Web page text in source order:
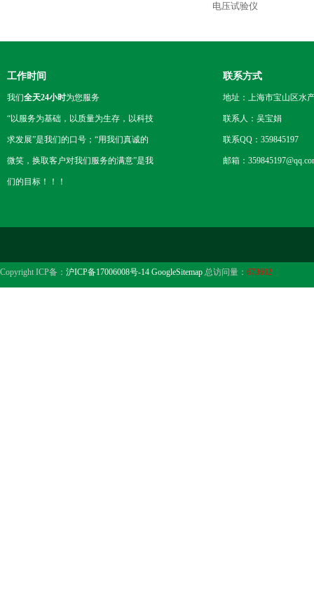
电压试验仪
工作时间
我们全天24小时为您服务
“以服务为基础，以质量为生存，以科技
求发展”是我们的口号；“用我们真诚的
微笑，换取客户对我们服务的满意”是我
们的目标！！！
联系方式
地址：上海市宝山区水
联系人：吴宝娟
联系QQ：359845197
邮箱：
Copyright ICP备： 沪ICP备17006008号-14 GoogleSitemap 总访问量： 673602